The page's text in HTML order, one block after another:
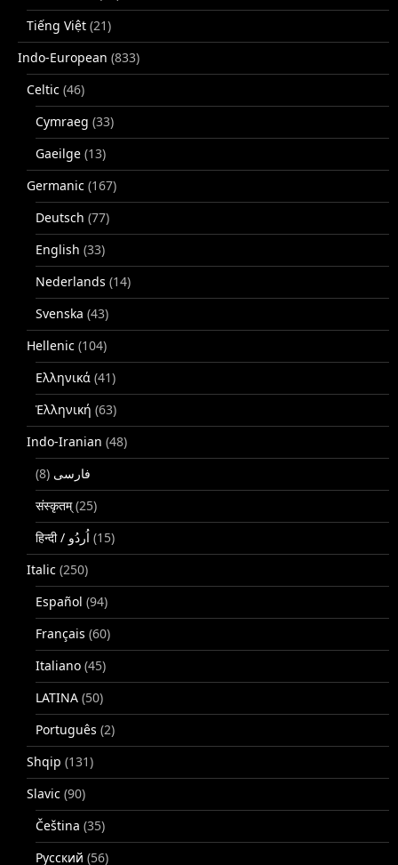
Tiếng Việt (21)
Indo-European (833)
Celtic (46)
Cymraeg (33)
Gaeilge (13)
Germanic (167)
Deutsch (77)
English (33)
Nederlands (14)
Svenska (43)
Hellenic (104)
Ελληνικά (41)
Ἑλληνική (63)
Indo-Iranian (48)
فارسی (8)
संस्कृतम्(25)
(15)
Italic (250)
Español (94)
Français (60)
Italiano (45)
LATINA (50)
Português (2)
Shqip (131)
Slavic (90)
Čeština (35)
Русский (56)